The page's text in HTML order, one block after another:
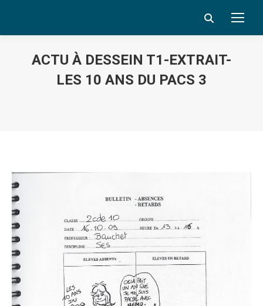
Search:
ACTU À DESSEIN T1-EXTRAIT-
LES 10 ANS DU PACS 3